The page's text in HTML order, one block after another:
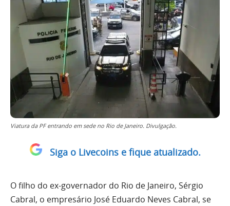
Viatura da PF entrando em sede no Rio de Janeiro. Divulgação.
Siga o Livecoins e fique atualizado.
O filho do ex-governador do Rio de Janeiro, Sérgio
Cabral, o empresário José Eduardo Neves Cabral, se